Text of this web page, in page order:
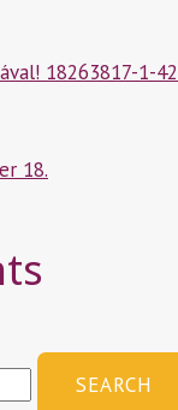
18263817-1-42
18.